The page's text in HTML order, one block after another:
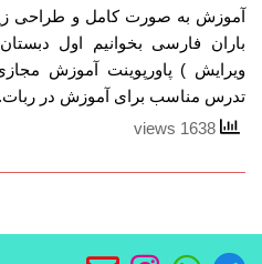
آموزش به صورت کامل و طراحی
باران فارسی بخوانیم اول
ویرایش ) پاورپوینت آموزش
تدرس مناسب برای آموزش در